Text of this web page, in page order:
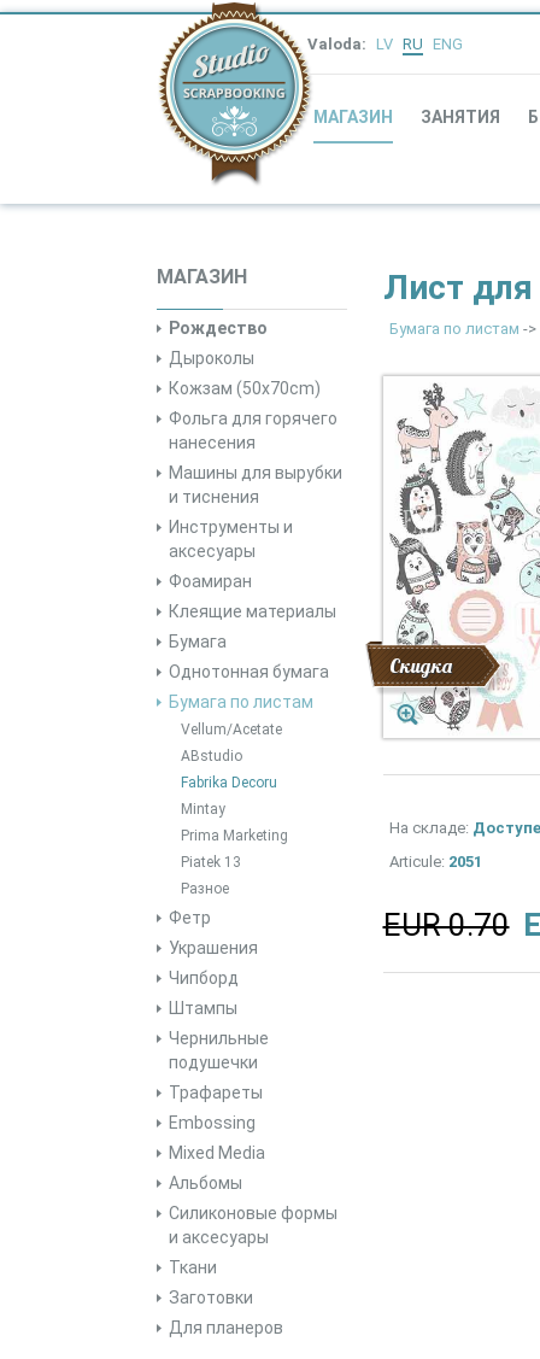
Valoda: LV RU ENG
МАГАЗИН ЗАНЯТИЯ
МАГАЗИН
Рождество
Дыроколы
Кожзам (50x70cm)
Фольга для горячего
нанесения
Машины для вырубки
и тиснения
Инструменты и
аксесуары
Фоамиран
Клеящие материалы
Бумага
Однотонная бумага
Бумага по листам
Vellum/Acetate
ABstudio
Fabrika Decoru
Mintay
Prima Marketing
Piatek 13
Разное
Фетр
Украшения
Чипборд
Штампы
Чернильные
подушечки
Трафареты
Embossing
Mixed Media
Альбомы
Силиконовые формы
и аксесуары
Ткани
Заготовки
Для планеров
Лист для
Бумага по листам ->
Скидка
На складе:
Articule: 2051
EUR 0.70